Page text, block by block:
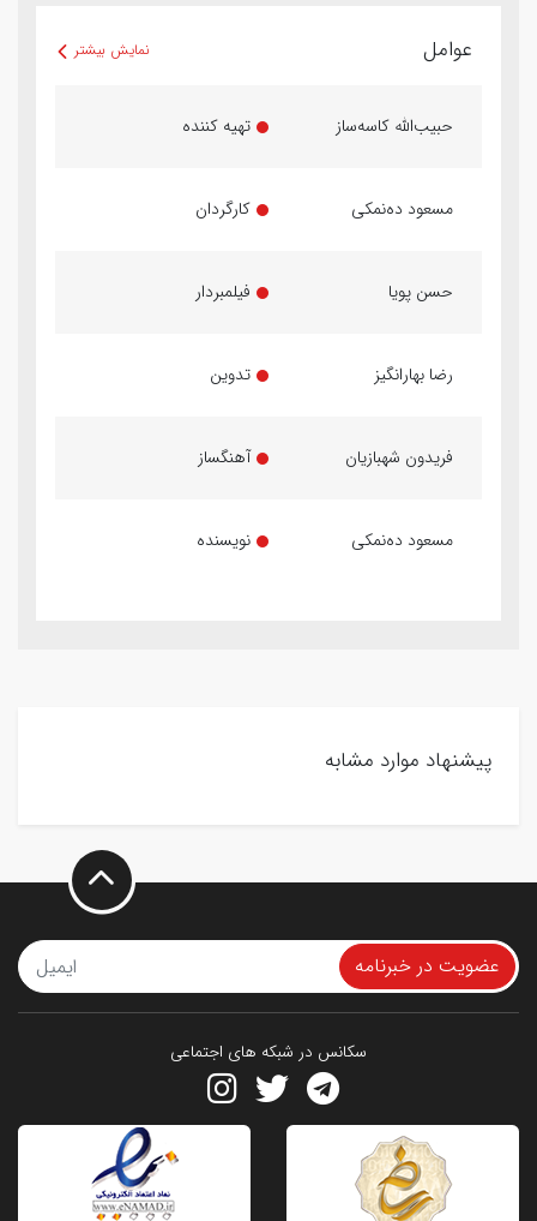
عوامل نمایش بیشتر
حبیب‌الله کاسه‌ساز تهیه کننده
مسعود ده‌نمکی کارگردان
حسن پویا فیلمبردار
رضا بهارانگیز تدوین
فریدون شهبازیان آهنگساز
مسعود ده‌نمکی نویسنده
پیشنهاد موارد مشابه
عضویت در خبرنامه
سکانس در شبکه های اجتماعی